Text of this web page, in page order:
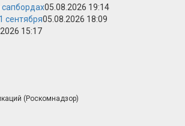
05.08.2026 19:14
сентября05.08.2026 18:09
15:17
(Роскомнадзор)